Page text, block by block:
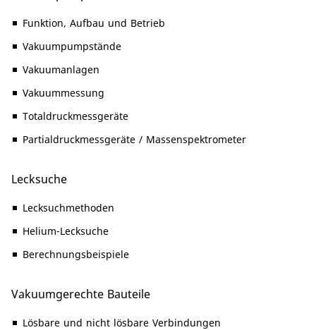
Funktion, Aufbau und Betrieb
Vakuumpumpstände
Vakuumanlagen
Vakuummessung
Totaldruckmessgeräte
Partialdruckmessgeräte / Massenspektrometer
Lecksuche
Lecksuchmethoden
Helium-Lecksuche
Berechnungsbeispiele
Vakuumgerechte Bauteile
Lösbare und nicht lösbare Verbindungen